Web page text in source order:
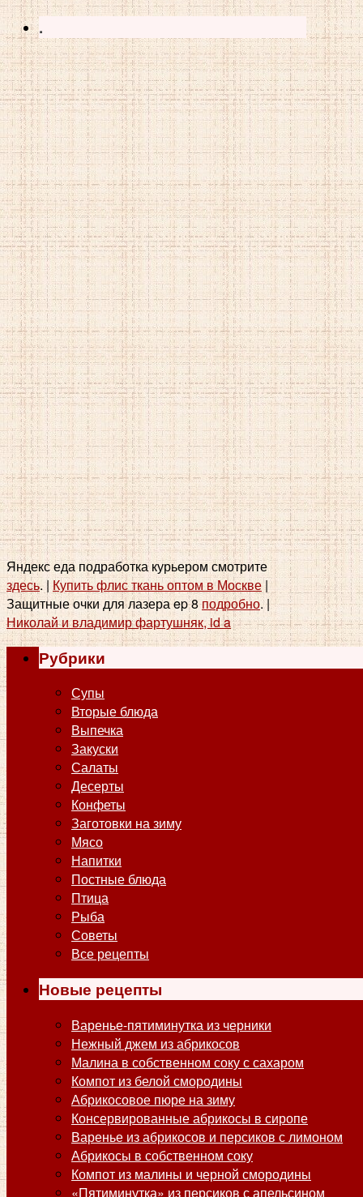
.
Яндекс еда подработка курьером смотрите
здесь. |Купить флис ткань оптом в Москве|
Защитные очки для лазера ep 8подробно. |
Николай и владимир фартушняк, id a
Рубрики
Супы
Вторые блюда
Выпечка
Закуски
Салаты
Десерты
Конфеты
Заготовки на зиму
Мясо
Напитки
Постные блюда
Птица
Рыба
Советы
Все рецепты
Новые рецепты
Варенье-пятиминутка из черники
Нежный джем из абрикосов
Малина в собственном соку с сахаром
Компот из белой смородины
Абрикосовое пюре на зиму
Консервированные абрикосы в сиропе
Варенье из абрикосов и персиков с лимоном
Абрикосы в собственном соку
Компот из малины и черной смородины
«Пятиминутка» из персиков с апельсином